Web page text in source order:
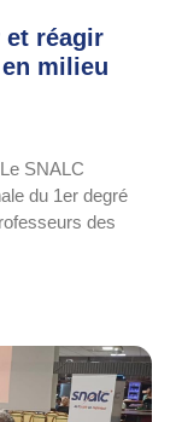
et réagir
milieu
SNALC
du 1er degré
des